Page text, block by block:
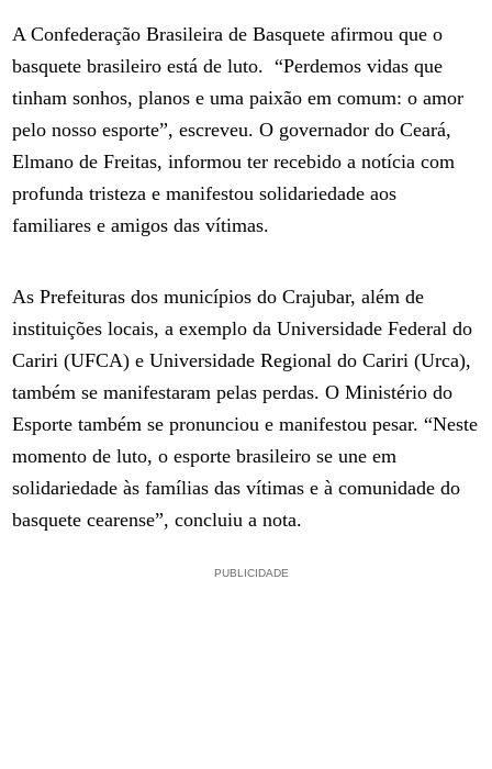
A Confederação Brasileira de Basquete afirmou que o
basquete brasileiro está de luto. “Perdemos vidas que
tinham sonhos, planos e uma paixão em comum: o amor
pelo nosso esporte”, escreveu. O governador do Ceará,
Elmano de Freitas, informou ter recebido a notícia com
profunda tristeza e manifestou solidariedade aos
familiares e amigos das vítimas.
As Prefeituras dos municípios do Crajubar, além de
instituições locais, a exemplo da Universidade Federal do
Cariri (UFCA) e Universidade Regional do Cariri (Urca),
também se manifestaram pelas perdas. O Ministério do
Esporte também se pronunciou e manifestou pesar. “Neste
momento de luto, o esporte brasileiro se une em
solidariedade às famílias das vítimas e à comunidade do
basquete cearense”, concluiu a nota.
PUBLICIDADE